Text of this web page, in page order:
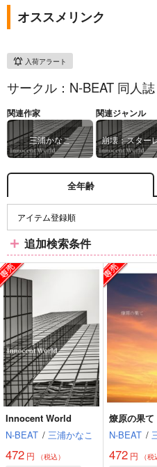
オススメリンク
入荷アラート
サークル：N-BEAT 同人
関連作家
三浦かなこ
関連ジャンル
崩壊：スター
全年齢
追加検索条件
Innocent World
N-BEAT / 三浦かなこ
472 円 （税込）
燎原の果て
N-BEAT /
472 円 （税